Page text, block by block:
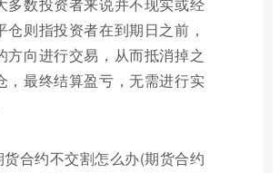
仓则指投资者在到期日之前，
方向进行交易，从而抵消掉之
，最终结算盈亏，无需进行实